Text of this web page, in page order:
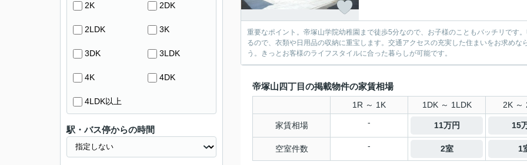
重要なポイント。帝塚山学院幼稚園まで徒歩5分なので、お子様のこともバッチリです
るので、衣類や日用品の収納に重宝します。交通アクセスの充実した住まいをお求め
う。きっとお客様のライフスタイルに合った暮らしが可能です。
帝塚山四丁目の掲載物件の家賃相場
1R ～ 1K 1DK ～ 1LDK 2K ～
家賃相場 - 11万円 15
空室件数 - 2室 1
2K 2DK
2LDK 3K
3DK 3LDK
4K 4DK
4LDK以上
駅・バス停からの時間